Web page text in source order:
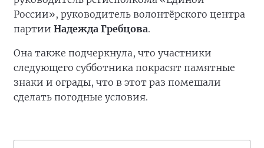
России», руководитель волонтёрского центра
партии Надежда Гребцова.
Она также подчеркнула, что участники
следующего субботника покрасят памятные
знаки и ограды, что в этот раз помешали
сделать погодные условия.